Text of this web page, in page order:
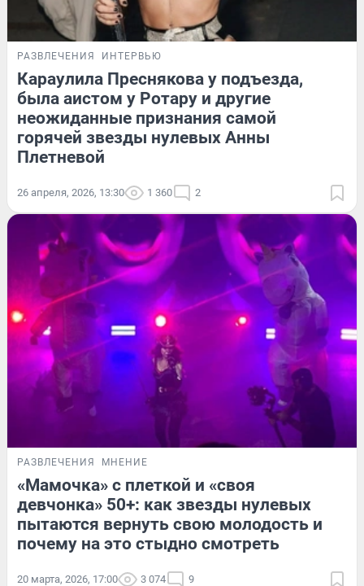
РАЗВЛЕЧЕНИЯ ИНТЕРВЬЮ
Караулила Преснякова у подъезда,
была аистом у Ротару и другие
неожиданные признания самой
горячей звезды нулевых Анны
Плетневой
26 апреля, 2026, 13:30 1 360 2
РАЗВЛЕЧЕНИЯ МНЕНИЕ
«Мамочка» с плеткой и «своя
девчонка» 50+: как звезды нулевых
пытаются вернуть свою молодость и
почему на это стыдно смотреть
20 марта, 2026, 17:00 3 074 9